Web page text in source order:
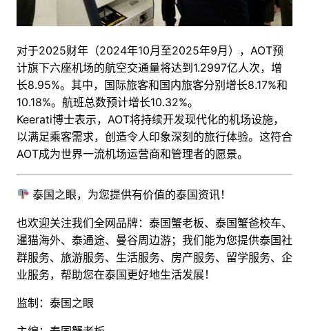
对于2025财年（2024年10月至2025年9月），AOT预
计旗下六座机场的航空交通量将达到1.2997亿人次，增
长8.95%。其中，国际旅客和国内旅客分别增长8.17%和
10.18%。航班总数预计增长10.32%。
Keerati博士表示，AOT将持续开发现代化的机场设施，
以满足乘客需求，创造令人印象深刻的旅行体验。这符合
AOT成为世界一流机场运营商和管理者的愿景。
泰国之眼，为您提供有价值的泰国资讯！
也欢迎关注我们全网品牌：泰国蟹老板、泰国蟹爸校车、
暹猫海外、泰通途、曼谷周边游； 我们能为您提供泰国社
群服务、旅游服务、生活服务、房产服务、留学服务、企
业服务，帮助您在泰国更好地生活发展！
监制：泰国之眼